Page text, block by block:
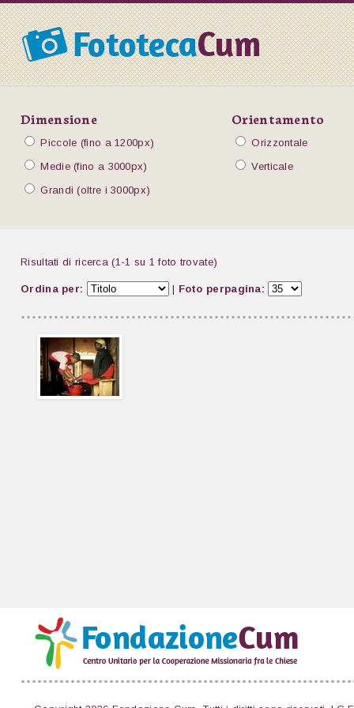
Dimensione Orientamento
Piccole (fino a 1200px)
Orizzontale
Medie (fino a 3000px)
Verticale
Grandi (oltre i 3000px)
Risultati di ricerca (1-1 su 1 foto trovate)
Ordina per: | Foto perpagina: